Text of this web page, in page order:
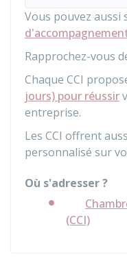
Vous pouvez aussi
Rapprochez-vous
Chaque CCI
jours) pour réussir
entreprise.
Les CCI offrent
personnalisé sur
Où s'adresser ?
(CCI)